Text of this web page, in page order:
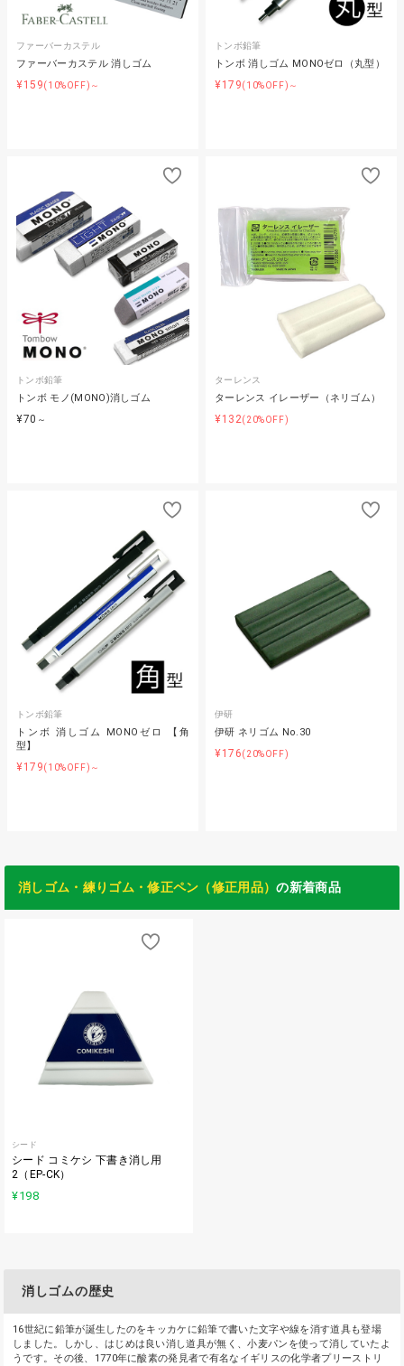
ファーバーカステル
ファーバーカステル 消しゴム
¥159(10%OFF)～
トンボ鉛筆
トンボ 消しゴム MONOゼロ（丸型）
¥179(10%OFF)～
トンボ鉛筆
トンボ モノ(MONO)消しゴム
¥70 ～
ターレンス
ターレンス イレーザー（ネリゴム）
¥132(20%OFF)
トンボ鉛筆
トンボ 消しゴム MONOゼロ 【角
型】
¥179(10%OFF)～
伊研
伊研 ネリゴム No.30
¥176(20%OFF)
消しゴム・練りゴム・修正ペン（修正用品）の新着商品
シード
シード コミケシ 下書き消し用
2（EP-CK）
¥198
消しゴムの歴史
16世紀に鉛筆が誕生したのをキッカケに鉛筆で書いた文字や線を消す道具も登場
しました。しかし、はじめは良い消し道具が無く、小麦パンを使って消していたよ
うです。その後、1770年に酸素の発見者で有名なイギリスの化学者プリーストリ